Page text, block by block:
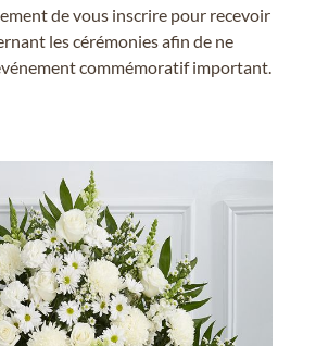
de vous inscrire pour recevoir
les cérémonies afin de ne
commémoratif important.